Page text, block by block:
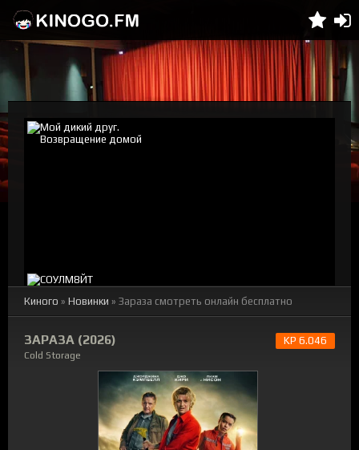
Киного » Новинки » Зараза смотреть онлайн бесплатно
ЗАРАЗА (2026)
Cold Storage
KP 6.046